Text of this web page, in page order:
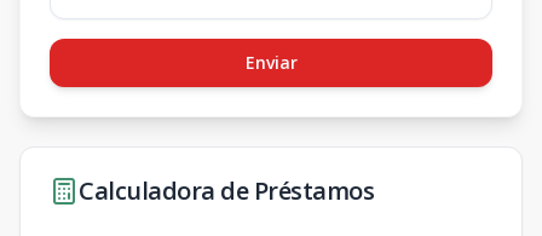
Enviar
Calculadora de Préstamos